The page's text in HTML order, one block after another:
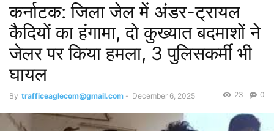
कर्नाटक: जिला जेल में अंडर-ट्रायल
कैदियों का हंगामा, दो कुख्यात बदमाशों ने
जेलर पर किया हमला, 3 पुलिसकर्मी भी
घायल
By trafficeaglecom@gmail.com - December 6, 2025 0
23